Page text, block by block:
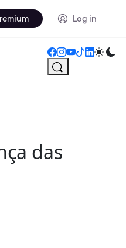
Log in
das